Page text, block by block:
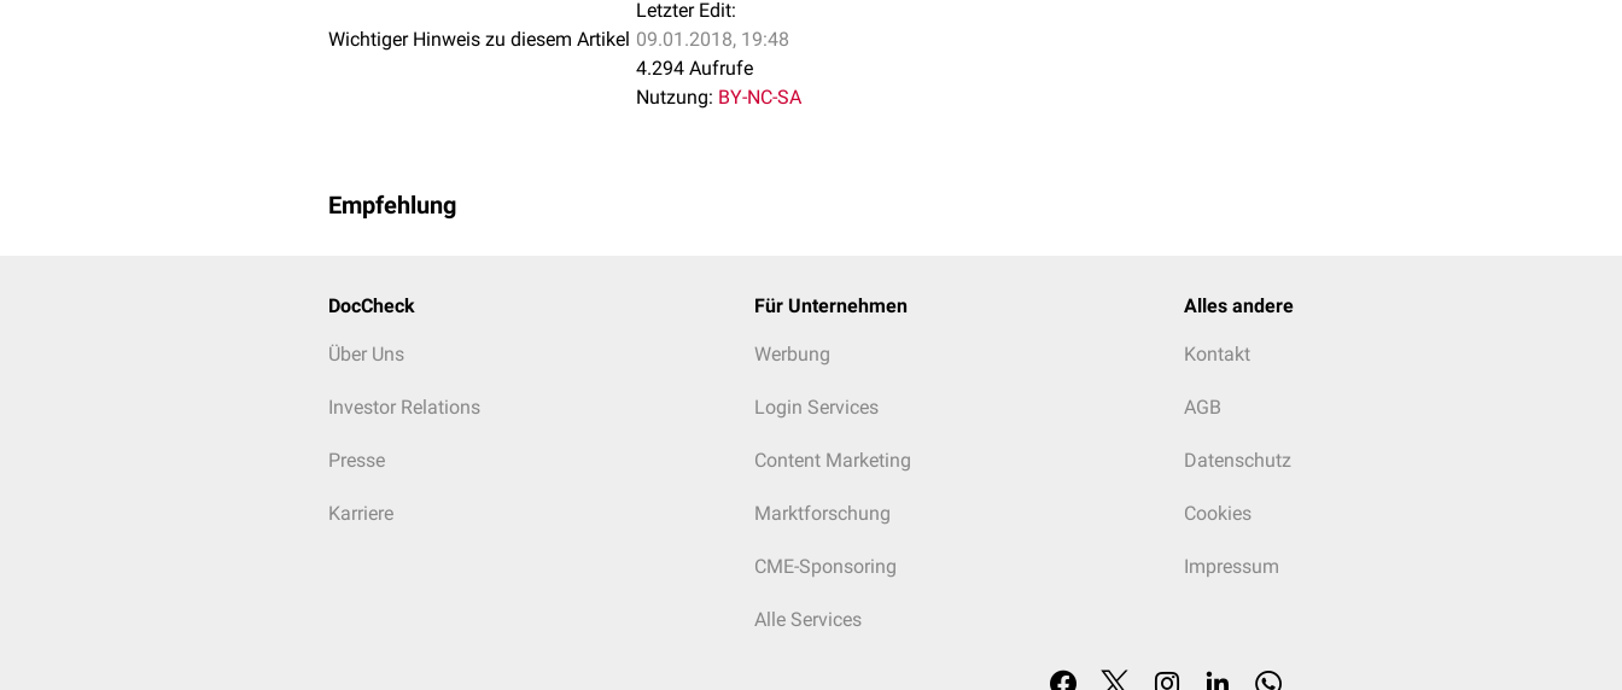
Wichtiger Hinweis zu diesem Artikel
Letzter Edit:
09.01.2018, 19:48
4.294 Aufrufe
Nutzung: BY-NC-SA
Empfehlung
DocCheck
Über Uns
Investor Relations
Presse
Karriere
Für Unternehmen
Werbung
Login Services
Content Marketing
Marktforschung
CME-Sponsoring
Alle Services
Alles andere
Kontakt
AGB
Datenschutz
Cookies
Impressum